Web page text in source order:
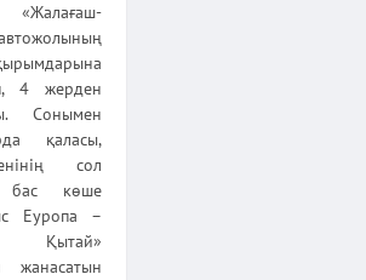
4 жерден
Сонымен
қаласы,
сол
бас көше
Еуропа –
жанасатын